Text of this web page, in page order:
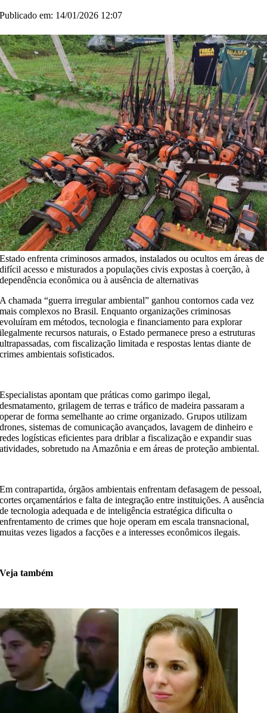
Publicado em: 14/01/2026 12:07
Estado enfrenta criminosos armados, instalados ou ocultos em áreas de
difícil acesso e misturados a populações civis expostas à coerção, à
dependência econômica ou à ausência de alternativas
A chamada “guerra irregular ambiental” ganhou contornos cada vez
mais complexos no Brasil. Enquanto organizações criminosas
evoluíram em métodos, tecnologia e financiamento para explorar
ilegalmente recursos naturais, o Estado permanece preso a estruturas
ultrapassadas, com fiscalização limitada e respostas lentas diante de
crimes ambientais sofisticados.
Especialistas apontam que práticas como garimpo ilegal,
desmatamento, grilagem de terras e tráfico de madeira passaram a
operar de forma semelhante ao crime organizado. Grupos utilizam
drones, sistemas de comunicação avançados, lavagem de dinheiro e
redes logísticas eficientes para driblar a fiscalização e expandir suas
atividades, sobretudo na Amazônia e em áreas de proteção ambiental.
Em contrapartida, órgãos ambientais enfrentam defasagem de pessoal,
cortes orçamentários e falta de integração entre instituições. A ausência
de tecnologia adequada e de inteligência estratégica dificulta o
enfrentamento de crimes que hoje operam em escala transnacional,
muitas vezes ligados a facções e a interesses econômicos ilegais.
Veja também